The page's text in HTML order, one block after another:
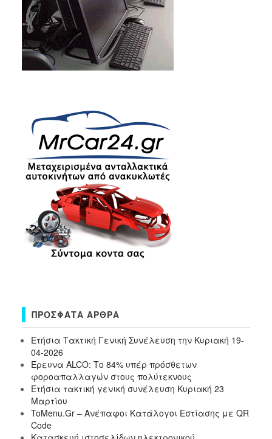
ΠΡΌΣΦΑΤΑ ΆΡΘΡΑ
Ετήσια Τακτική Γενική Συνέλευση την Κυριακή 19-
04-2026
Έρευνα ALCO: Το 84% υπέρ πρόσθετων
φοροαπαλλαγών στους πολύτεκνους
Ετήσια τακτική γενική συνέλευση Κυριακή 23
Μαρτίου
ToMenu.Gr – Ανέπαφοι Κατάλογοι Εστίασης με QR
Code